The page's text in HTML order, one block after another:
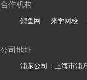
合作机构
鲤鱼网 来学网校
公司地址
浦东公司：上海市浦